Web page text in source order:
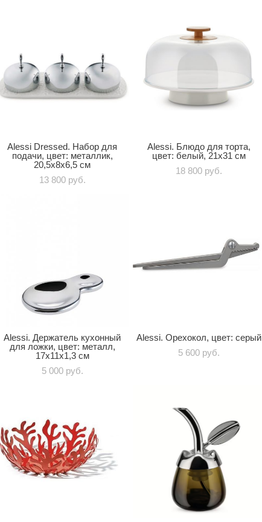
Alessi Dressed. Набор для
подачи, цвет: металлик,
20,5х8х6,5 см
13 800 pуб.
Alessi. Блюдо для торта,
цвет: белый, 21x31 см
18 800 pуб.
Alessi. Держатель кухонный
для ложки, цвет: металл,
17х11х1,3 см
5 000 pуб.
Alessi. Орехокол, цвет: серый
5 600 pуб.